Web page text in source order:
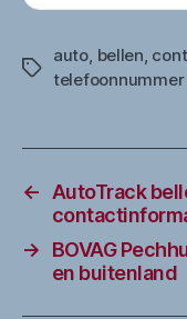
Tags
auto bellen
telefoonnummer
←
AutoTrack
→
BOVAG
en buitenland